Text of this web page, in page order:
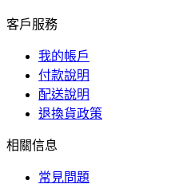
客戶服務
我的帳戶
付款說明
配送說明
退換貨政策
相關信息
常見問題